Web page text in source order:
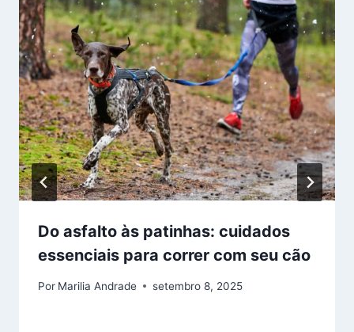
Do asfalto às patinhas: cuidados
essenciais para correr com seu cão
Por Marilia Andrade setembro 8, 2025